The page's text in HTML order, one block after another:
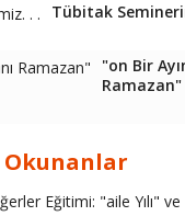
Tübitak
"on Bir
Ramazan"
Okunanlar